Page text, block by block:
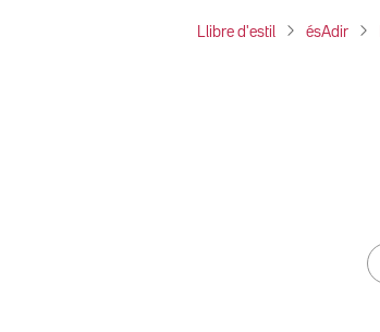
Llibre d'estil ésAdir